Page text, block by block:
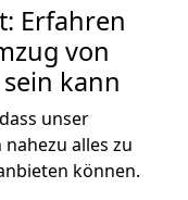
Erfahren
von
kann
unser
alles zu
können.